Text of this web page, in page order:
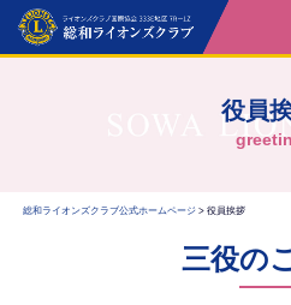
役員
総和ライオンズクラブ公式ホームページ> 役員挨拶
三役の